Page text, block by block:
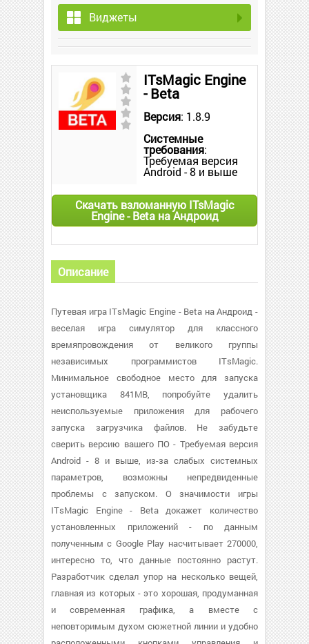
Виджеты
ITsMagic Engine
- Beta
Версия: 1.8.9
Системные
требования:
Требуемая версия
Android - 8 и выше
Скачать взломанную ITsMagic
Engine - Beta на Андроид
Описание
Путевая игра ITsMagic Engine - Beta на Андроид -
веселая игра симулятор для классного
времяпровождения от великого группы
независимых программистов ITsMagic.
Минимальное свободное место для запуска
установщика 841MB, попробуйте удалить
неиспользуемые приложения для рабочего
запуска загрузчика файлов. Не забудьте
сверить версию вашего ПО - Требуемая версия
Android - 8 и выше, из-за слабых системных
параметров, возможны непредвиденные
проблемы с запуском. О значимости игры
ITsMagic Engine - Beta докажет количество
установленных приложений - по данным
полученным с Google Play насчитывает 270000,
интересно то, что данные постоянно растут.
Разработчик сделал упор на несколько вещей,
главная из которых - это хорошая, продуманная
и современная графика, а вместе с
неповторимым духом сюжетной линии и удобно